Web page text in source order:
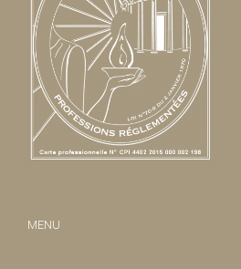
MENU